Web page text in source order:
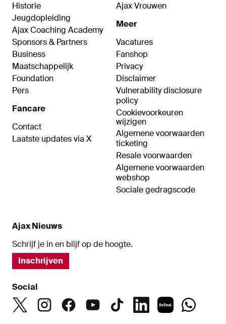
Historie
Jeugdopleiding
Ajax Coaching Academy
Sponsors & Partners
Business
Maatschappelijk
Foundation
Pers
Fancare
Contact
Laatste updates via X
Ajax Vrouwen
Meer
Vacatures
Fanshop
Privacy
Disclaimer
Vulnerability disclosure
policy
Cookievoorkeuren
wijzigen
Algemene voorwaarden
ticketing
Resale voorwaarden
Algemene voorwaarden
webshop
Sociale gedragscode
Ajax Nieuws
Schrijf je in en blijf op de hoogte.
Inschrijven
Social